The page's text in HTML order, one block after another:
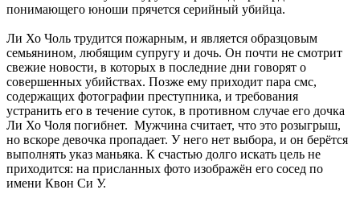
понимающего юноши прячется серийный убийца.
Ли Хо Чоль трудится пожарным, и является образцовым
семьянином, любящим супругу и дочь. Он почти не смотрит
свежие новости, в которых в последние дни говорят о
совершенных убийствах. Позже ему приходит пара смс,
содержащих фотографии преступника, и требования
устранить его в течение суток, в противном случае его дочка
Ли Хо Чоля погибнет. Мужчина считает, что это розыгрыш,
но вскоре девочка пропадает. У него нет выбора, и он берётся
выполнять указ маньяка. К счастью долго искать цель не
приходится: на присланных фото изображён его сосед по
имени Квон Си У.